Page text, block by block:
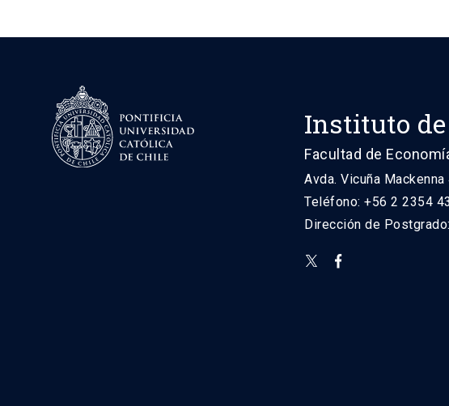
Instituto
Facultad de
Avda. Vicuña
Teléfono: +56 2 2354
Dirección de